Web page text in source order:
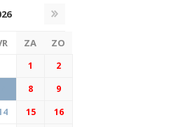
ZA ZO
1
2
8
9
15 16